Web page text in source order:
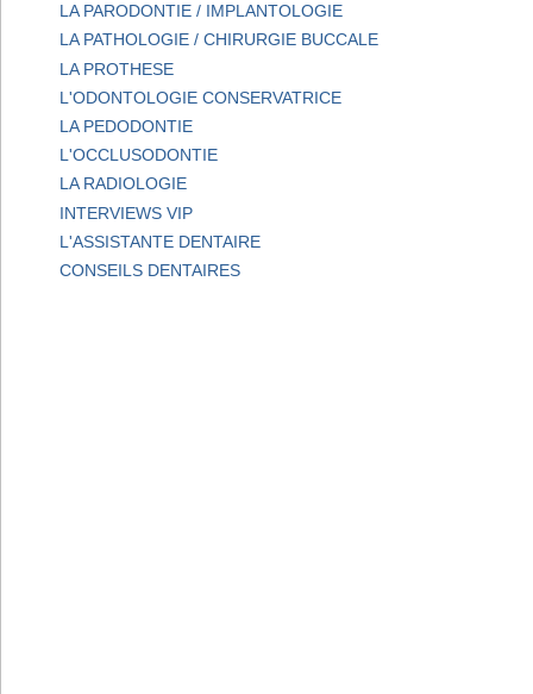
LA PARODONTIE / IMPLANTOLOGIE
LA PATHOLOGIE / CHIRURGIE BUCCALE
LA PROTHESE
L'ODONTOLOGIE CONSERVATRICE
LA PEDODONTIE
L'OCCLUSODONTIE
LA RADIOLOGIE
INTERVIEWS VIP
L'ASSISTANTE DENTAIRE
CONSEILS DENTAIRES